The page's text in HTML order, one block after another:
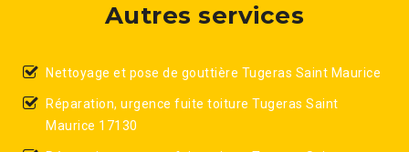
Autres services
Nettoyage et pose de gouttière Tugeras Saint Maurice
Réparation, urgence fuite toiture Tugeras Saint
Maurice 17130